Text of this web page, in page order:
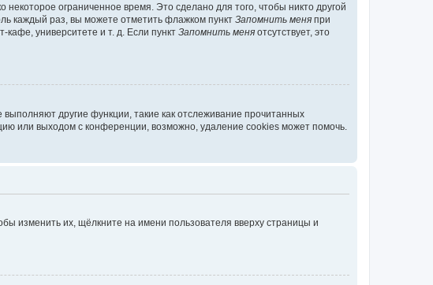
ограниченное время. Это сделано для того, чтобы никто другой
каждый раз, вы можете отметить флажком пункт Запомнить меня при
университете и т. д. Если пункт Запомнить меня отсутствует, это
другие функции, такие как отслеживание прочитанных
или выходом с конференции, возможно, удаление cookies может помочь.
изменить их, щёлкните на имени пользователя вверху страницы и